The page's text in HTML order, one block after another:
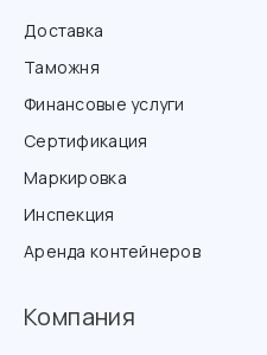
Доставка
Таможня
Финансовые услуги
Сертификация
Маркировка
Инспекция
Аренда контейнеров
Компания